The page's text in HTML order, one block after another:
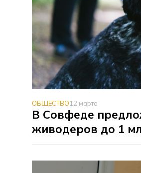
ОБЩЕСТВО12 марта
В Совфеде
живодеров до 1